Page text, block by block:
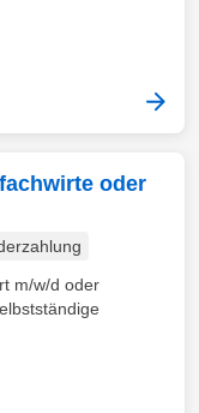
oder
m/w/d oder